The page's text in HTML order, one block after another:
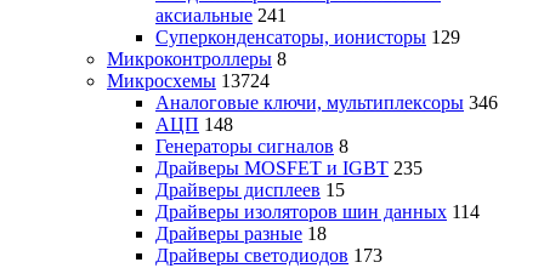
аксиальные 241
Суперконденсаторы, ионисторы 129
Микроконтроллеры 8
Микросхемы 13724
Аналоговые ключи, мультиплексоры 346
АЦП 148
Генераторы сигналов 8
Драйверы MOSFET и IGBT 235
Драйверы дисплеев 15
Драйверы изоляторов шин данных 114
Драйверы разные 18
Драйверы светодиодов 173